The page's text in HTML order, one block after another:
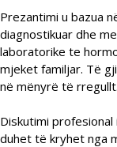
Prezantimi u bazua
diagnostikuar dhe
laboratorike te
mjeket familjar. Të
në mënyrë të rregullt.
Diskutimi
duhet të kryhet nga